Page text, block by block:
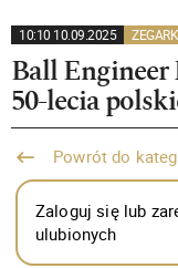
10:10 10.09.2025
Ball Engineer
50-lecia
Powrót do
Zaloguj się lub
ulubionych